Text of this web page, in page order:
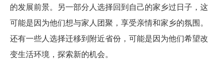
的发展前景。另一部分人选择回到自己的家乡过日子，这
可能是因为他们想与家人团聚，享受亲情和家乡的氛围。
还有一些人选择迁移到附近省份，可能是因为他们希望改
变生活环境，探索新的机会。